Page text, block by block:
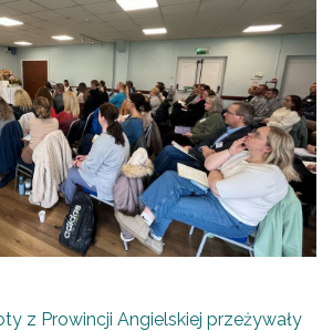
z Prowincji Angielskiej przeżywały